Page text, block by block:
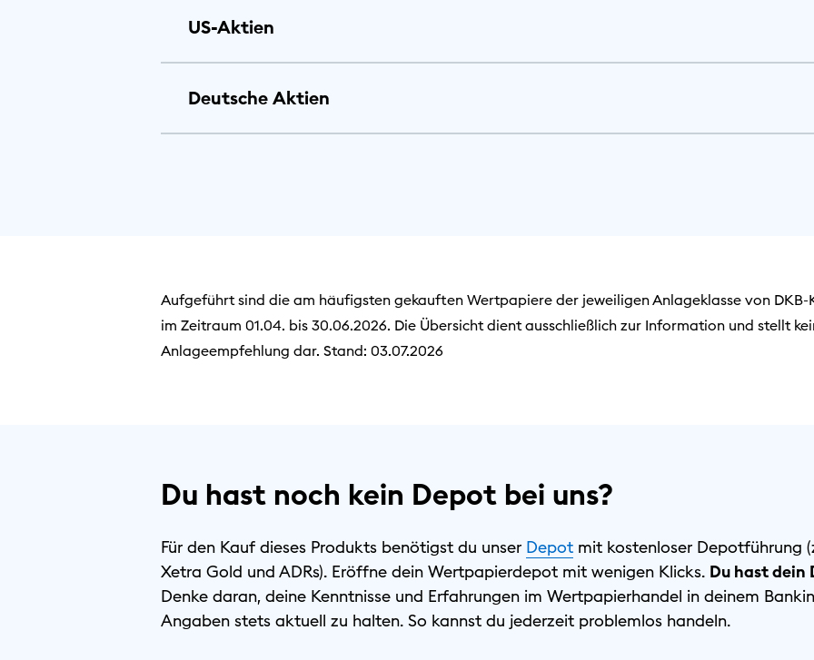
US-Aktien
Deutsche Aktien
Aufgeführt sind die am häufigsten gekauften Wertpapiere der jeweiligen Anlageklasse von DKB-
im Zeitraum 01.04. bis 30.06.2026. Die Übersicht dient ausschließlich zur Information und stellt
Anlageempfehlung dar. Stand: 03.07.2026
Du hast noch kein Depot bei uns?
Für den Kauf dieses Produkts benötigst du unser Depot mit kostenloser Depotführung
Xetra Gold und ADRs). Eröffne dein Wertpapierdepot mit wenigen Klicks. Du hast
Denke daran, deine Kenntnisse und Erfahrungen im Wertpapierhandel in deinem
Angaben stets aktuell zu halten. So kannst du jederzeit problemlos handeln.